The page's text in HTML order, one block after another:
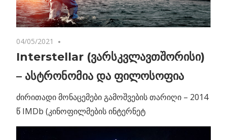
04/05/2021
Interstellar (ვარსკვლავთშორისი)
– ასტრონომია და ფილოსოფია
ძირითადი მონაცემები გამოშვების თარიღი – 2014
წ IMDb (კინოფილმების ინტერნეტ